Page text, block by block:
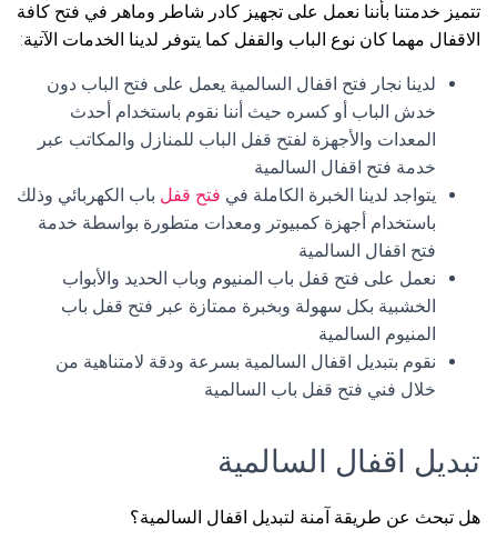
تتميز خدمتنا بأننا نعمل على تجهيز كادر شاطر وماهر في فتح كافة
الاقفال مهما كان نوع الباب والقفل كما يتوفر لدينا الخدمات الآتية:
لدينا نجار فتح اقفال السالمية يعمل على فتح الباب دون
خدش الباب أو كسره حيث أننا نقوم باستخدام أحدث
المعدات والأجهزة لفتح قفل الباب للمنازل والمكاتب عبر
خدمة فتح اقفال السالمية
يتواجد لدينا الخبرة الكاملة في فتح قفل باب الكهربائي وذلك
باستخدام أجهزة كمبيوتر ومعدات متطورة بواسطة خدمة
فتح اقفال السالمية
نعمل على فتح قفل باب المنيوم وباب الحديد والأبواب
الخشبية بكل سهولة وبخبرة ممتازة عبر فتح قفل باب
المنيوم السالمية
نقوم بتبديل اقفال السالمية بسرعة ودقة لامتناهية من
خلال فني فتح قفل باب السالمية
تبديل اقفال السالمية
هل تبحث عن طريقة آمنة لتبديل اقفال السالمية؟